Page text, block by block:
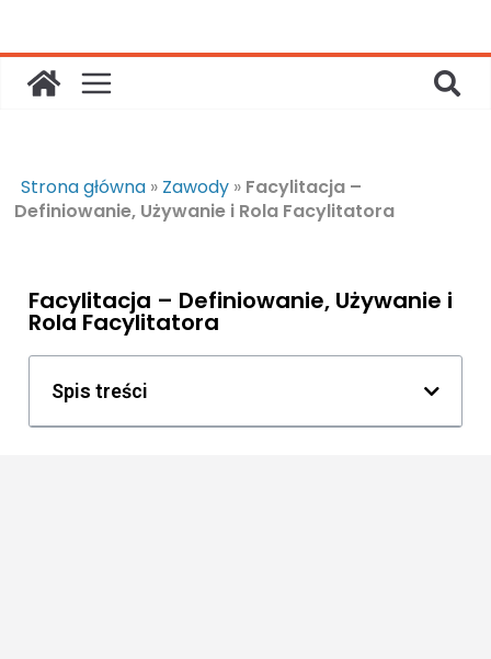
Strona główna » Zawody » Facylitacja –
Definiowanie, Używanie i Rola Facylitatora
Facylitacja – Definiowanie, Używanie i
Rola Facylitatora
Spis treści